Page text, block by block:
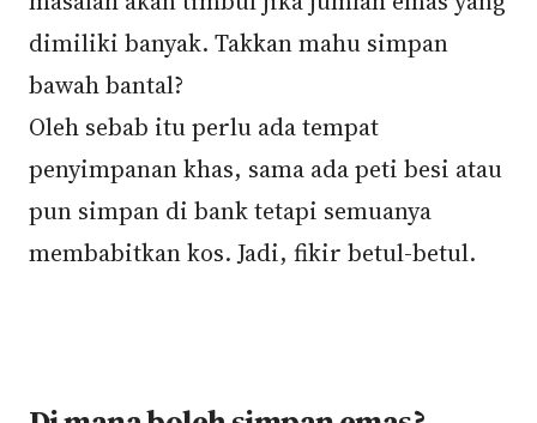
dimiliki banyak. Takkan mahu simpan
bawah bantal?
Oleh sebab itu perlu ada tempat
penyimpanan khas, sama ada peti besi atau
pun simpan di bank tetapi semuanya
membabitkan kos. Jadi, fikir betul-betul.